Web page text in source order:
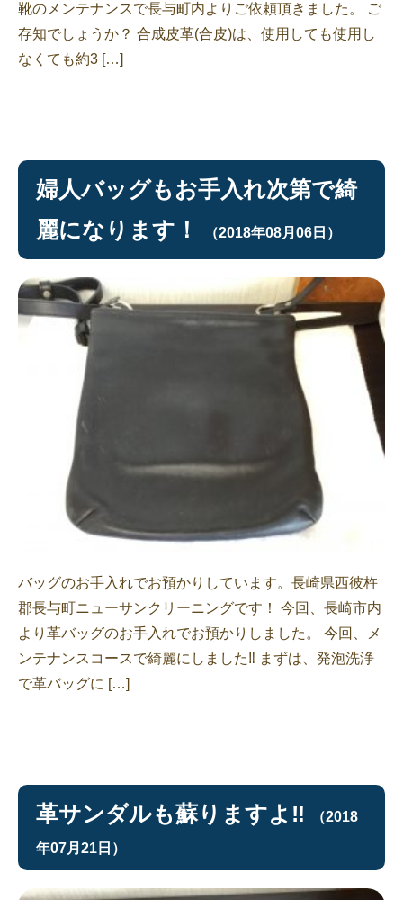
靴のメンテナンスで長与町内よりご依頼頂きました。 ご
存知でしょうか？ 合成皮革(合皮)は、使用しても使用し
なくても約3 […]
婦人バッグもお手入れ次第で綺
麗になります！
（2018年08月06日）
バッグのお手入れでお預かりしています。長崎県西彼杵
郡長与町ニューサンクリーニングです！ 今回、長崎市内
より革バッグのお手入れでお預かりしました。 今回、メ
ンテナンスコースで綺麗にしました‼︎ まずは、発泡洗浄
で革バッグに […]
革サンダルも蘇りますよ‼︎ （2018
年07月21日）